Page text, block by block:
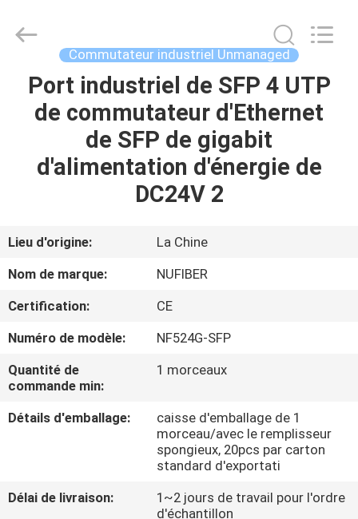
MAISON
PRODUITS
DE
NOUS
VISITE
D'USINE
CONTRÔLE
DE
CONTACTEZ-
Co.,Ltd.
Developed
Commutateur industriel Unmanaged
Port industriel de SFP 4 UTP
de commutateur d'Ethernet
de SFP de gigabit
d'alimentation d'énergie de
DC24V 2
Lieu d'origine:
La Chine
Nom de marque:
NUFIBER
Certification:
CE
Numéro de modèle:
NF524G-SFP
Quantité de
commande min:
1 morceaux
Détails d'emballage:
caisse d'emballage de 1
morceau/avec le remplisseur
spongieux, 20pcs par carton
standard d'exportati
Délai de livraison:
1~2 jours de travail pour l'ordre
d'échantillon